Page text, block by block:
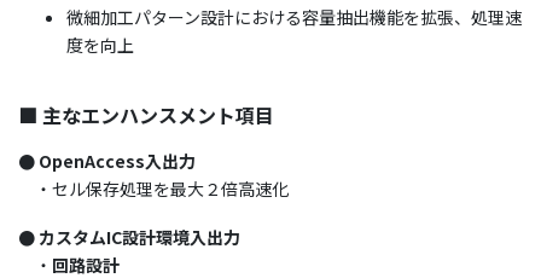
微細加工パターン設計における容量抽出機能を拡張、処理速
度を向上
■ 主なエンハンスメント項目
● OpenAccess入出力
・セル保存処理を最大２倍高速化
● カスタムIC設計環境入出力
・ 回路設計